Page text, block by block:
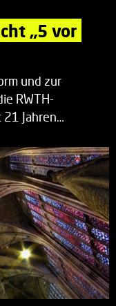
„5 vor
und zur
RWTH-
21 Jahren…